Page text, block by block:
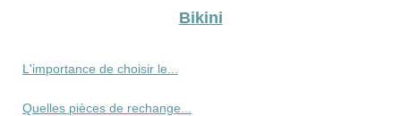
Bikini
L'importance de choisir le...
Quelles pièces de rechange...